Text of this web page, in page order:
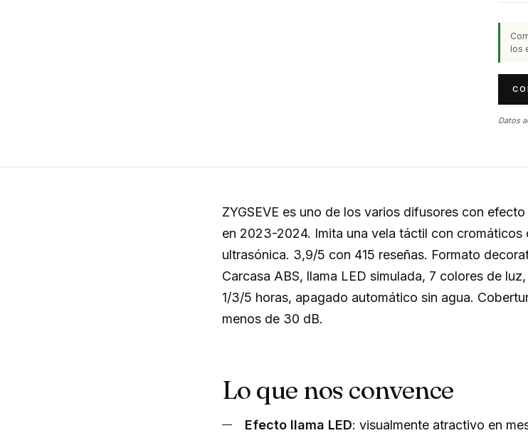
los
Datos
ZYGSEVE es uno de los varios difusores con
en 2023-2024. Imita una vela táctil con cromáticos
ultrasónica. 3,9/5 con 415 reseñas. Formato
Carcasa ABS, llama LED simulada, 7 colores de
1/3/5 horas, apagado automático sin agua.
menos de 30 dB.
Lo que nos convence
Efecto llama LED: visualmente atractivo en